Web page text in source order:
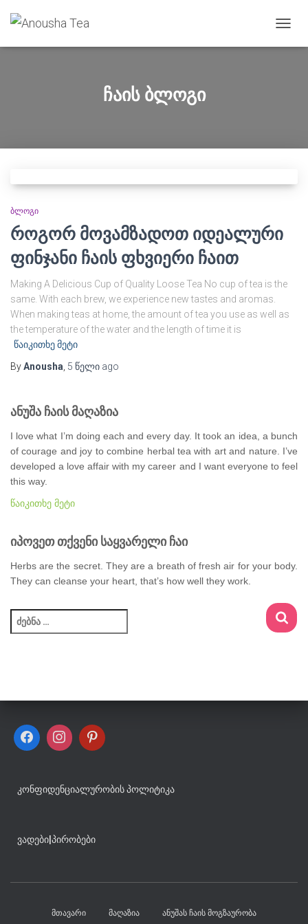
ჩაის ბლოგი
ᲑᲚᲝᲒᲘ
როგორ მოვამზადოთ იდეალური
ფინჯანი ჩაის ფხვიერი ჩაით
Making A Delicious Cup of Quality Loose Tea No cup of tea is the
same. With each brew, we experience new tastes and aromas.
When making teas at home, the amount of tea you use as well as
the temperature of the water and the length of time it is
წაიკითხე მეტი
ByAnousha 5 წელი ago
ანუშა ჩაის მაღაზია
I love what I’m doing each and every day. It took an idea, a bunch
of courage and joy to combine herbal tea with art and nature. I’ve
developed a love affair with my career and I want everyone to feel
this way.
წაიკითხე მეტი
იპოვეთ თქვენი საყვარელი ჩაი
Herbs are the secret. They are a breath of fresh air for your body.
They can cleanse your heart, that’s how well they work.
ე
ᲙᲝᲜᲤᲘᲓᲔᲜᲪᲘᲐᲚᲣᲠᲝᲑᲘᲡ ᲞᲝᲚᲘᲢᲘᲙᲐ
ᲕᲐᲓᲔᲑᲘ ᲞᲘᲠᲝᲑᲔᲑᲘ
ᲛᲗᲐᲕᲐᲠᲘ ᲛᲐᲦᲐᲖᲘᲐ ᲐᲜᲣᲨᲐᲡ ᲩᲐᲘᲡ ᲛᲝᲒᲖᲐᲣᲠᲝᲑᲐ